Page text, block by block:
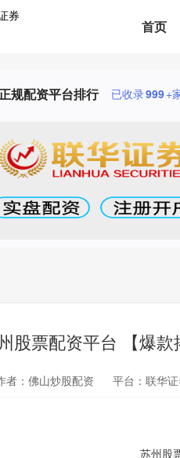
首页
规配资平台排行 已收录999+
股票配资平台 【爆款
者：佛山炒股配资 平台：联华